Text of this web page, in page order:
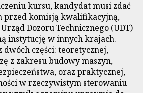
kursu, kandydat musi zdać
przed komisją kwalifikacyjną,
Dozoru Technicznego (UDT)
instytucję w innych krajach.
dwóch części: teoretycznej,
z zakresu budowy maszyn,
oraz praktycznej,
w rzeczywistym sterowaniu